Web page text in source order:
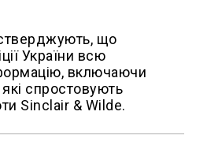
що
України всю
включаючи
які спростовують
Sinclair & Wilde.